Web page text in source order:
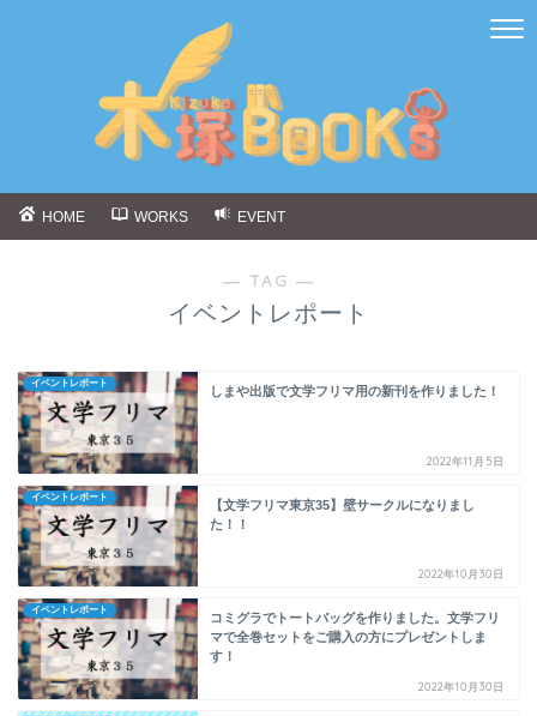
HOME WORKS EVENT
― TAG ―
イベントレポート
イベントレポート
しまや出版で文学フリマ用の新刊を作りました！
2022年11月5日
イベントレポート
【文学フリマ東京35】壁サークルになりまし
た！！
2022年10月30日
イベントレポート
コミグラでトートバッグを作りました。文学フリ
マで全巻セットをご購入の方にプレゼントしま
す！
2022年10月30日